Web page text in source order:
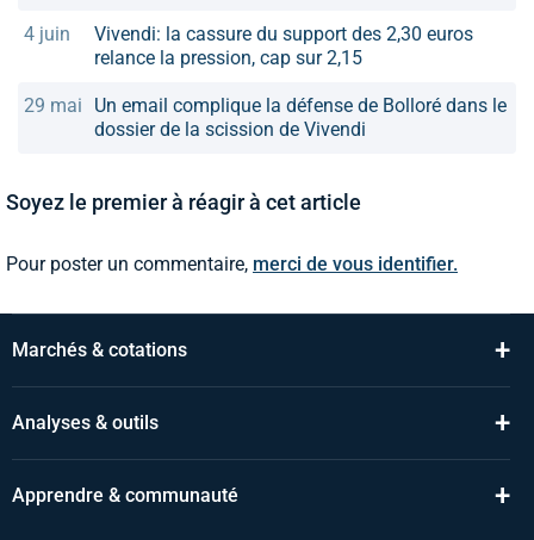
4 juin
Vivendi: la cassure du support des 2,30 euros
relance la pression, cap sur 2,15
29 mai
Un email complique la défense de Bolloré dans le
dossier de la scission de Vivendi
Soyez le premier à réagir à cet article
Pour poster un commentaire, merci de vous identifier.
Marchés & cotations +
Analyses & outils +
Apprendre & communauté +